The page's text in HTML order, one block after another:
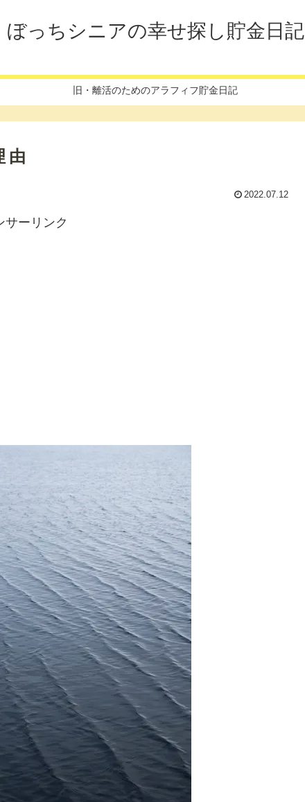
ぼっちシニアの幸せ探し貯金日記
旧・離活のためのアラフィフ貯金日記
由
2022.07.12
サーリンク